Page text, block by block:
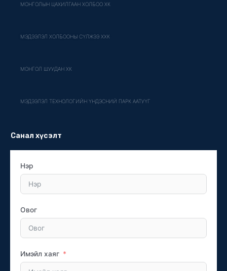
МОНГОЛЫН ЦАХИЛГААН ХОЛБОО ХК
МЭДЭЭЛЭЛ ХОЛБООНЫ СҮЛЖЭЭ ХХК
МОНГОЛ ШУУДАН ХК
МЭДЭЭЛЭЛ ТЕХНОЛОГИЙН ҮНДЭСНИЙ ПАРК ААТУҮГ
Санал хүсэлт
Нэр
Овог
Имэйл хаяг